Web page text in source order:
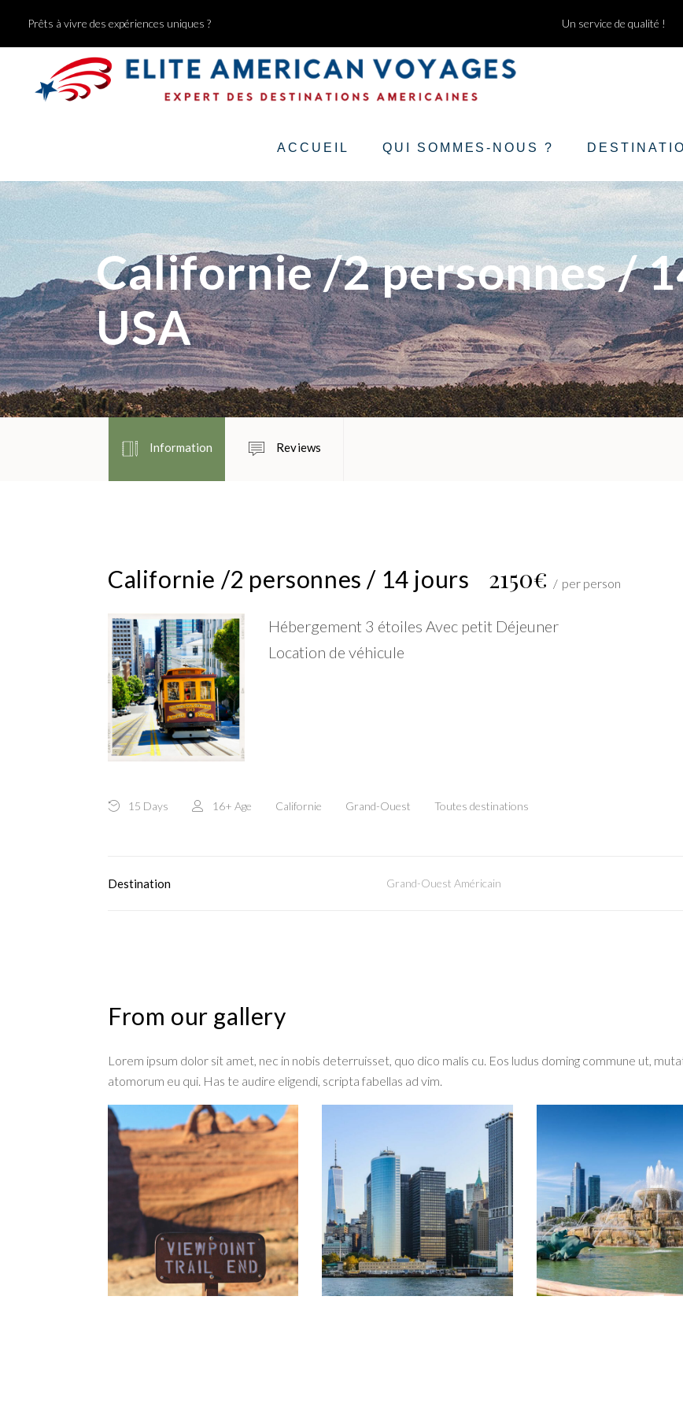
Prêts à vivre des expériences uniques ? Un service de qualité !
ACCUEIL QUI SOMMES-NOUS ?
Californie /2 personnes /
USA
Information Reviews
Californie /2 personnes / 14 jours 2150€ per person
Hébergement 3 étoiles Avec petit Déjeuner
Location de véhicule
15 Days 16+ Age Californie Grand-Ouest Toutes destinations
Destination Grand-Ouest Américain
From our gallery
Lorem ipsum dolor sit amet, nec in nobis deterruisset, quo dico malis cu. Eos ludus doming commune ut,
atomorum eu qui. Has te audire eligendi, scripta fabellas ad vim.